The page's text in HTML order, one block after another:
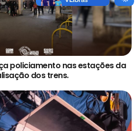
policiamento nas estações da
dos trens.